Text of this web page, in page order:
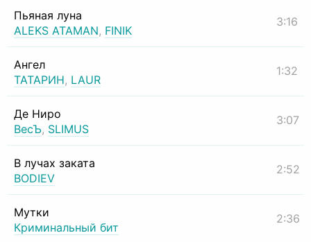
Пьяная луна
ALEKS ATAMAN, FINIK
3:16
Ангел
ТАТАРИН, LAUR
1:32
Де Ниро
ВесЪ, SLIMUS
3:07
В лучах заката
BODIEV
2:52
Мутки
Криминальный бит
2:36